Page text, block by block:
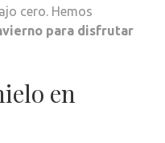
cero. Hemos
para disfrutar
en